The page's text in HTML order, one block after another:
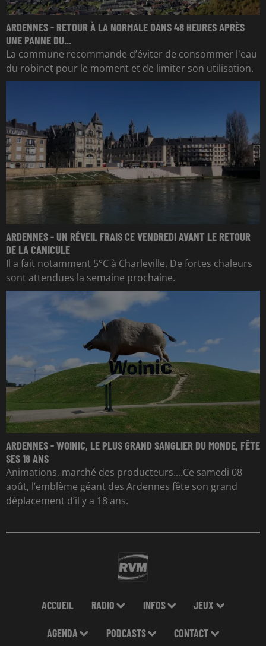
ARDENNES - RETOUR À LA NORMALE DANS 48 HEURES APRÈS
UNE PANNE DU...
La commune recommande d’éviter de consommer l'eau
du robinet pour le moment et de limiter son utilisation.
ARDENNES - UN RÉVEIL FRAIS CE VENDREDI AVANT LE RETOUR
DE LA CANICULE
Il a fait notamment 5°C à Charleville. De fortes chaleurs
sont attendues la semaine prochaine.
ARDENNES - WOINIC, LE PLUS GRAND SANGLIER DU MONDE, FÊTE
SES 18 ANS
Animations, marché des producteurs....Ce samedi 08
août, l’emblème géant des Ardennes fête son grand
déplacement d’il y a 18 ans.
ACCUEIL RADIO INFOS JEUX
AGENDA PODCASTS CONTACT